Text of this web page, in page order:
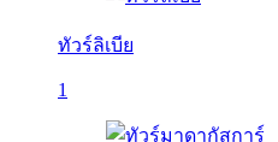
ทัวร์ลิเบีย
1